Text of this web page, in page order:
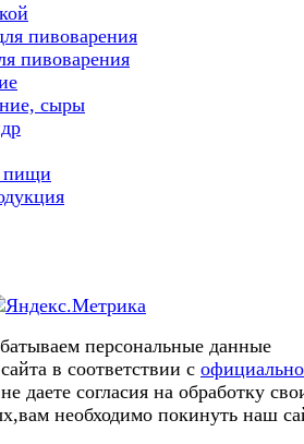
пивоварения
пивоварения
сыры
пищи
персональные данные
в соответствии с
даете согласия на обработку
необходимо покинуть наш